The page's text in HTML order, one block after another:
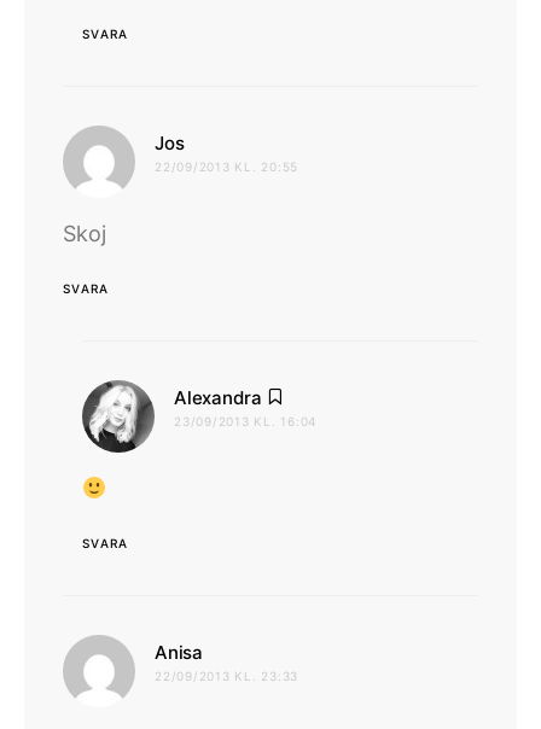
SVARA
Josskriver:
22/09/2013 KL. 20:55
Skoj
SVARA
Alexandra
23/09/2013 KL. 16:04
SVARA
Anisa
22/09/2013 KL. 23:33